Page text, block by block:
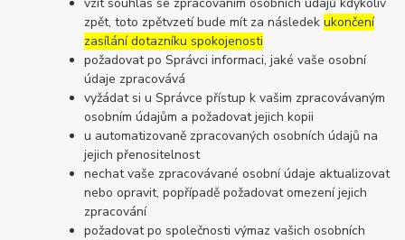
zpět, toto zpětvzetí bude mít za následekukončení
zasílání dotazníku spokojenosti
požadovat po Správci informaci, jaké vaše osobní
údaje zpracovává
vyžádat si u Správce přístup k vašim zpracovávaným
osobním údajům a požadovat jejich kopii
u automatizovaně zpracovaných osobních údajů na
jejich přenositelnost
nechat vaše zpracovávané osobní údaje aktualizovat
nebo opravit, popřípadě požadovat omezení jejich
zpracování
požadovat po společnosti výmaz vašich osobních